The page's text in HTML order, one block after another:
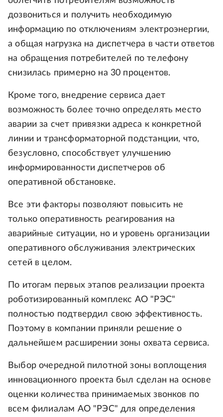
дозвониться и получить необходимую
информацию по отключениям электроэнергии,
а общая нагрузка на диспетчера в части ответов
на обращения потребителей по телефону
снизилась примерно на 30 процентов.
Кроме того, внедрение сервиса дает
возможность более точно определять место
аварии за счет привязки адреса к конкретной
линии и трансформаторной подстанции, что,
безусловно, способствует улучшению
информированности диспетчеров об
оперативной обстановке.
Все эти факторы позволяют повысить не
только оперативность реагирования на
аварийные ситуации, но и уровень организации
оперативного обслуживания электрических
сетей в целом.
По итогам первых этапов реализации проекта
роботизированный комплекс АО "РЭС"
полностью подтвердил свою эффективность.
Поэтому в компании приняли решение о
дальнейшем расширении зоны охвата сервиса.
Выбор очередной пилотной зоны воплощения
инновационного проекта был сделан на основе
оценки количества принимаемых звонков по
всем филиалам АО "РЭС" для определения